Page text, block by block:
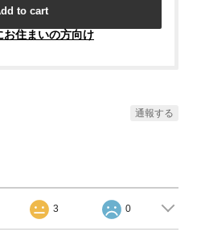
to cart
お住まいの方向け
通報する
3 0